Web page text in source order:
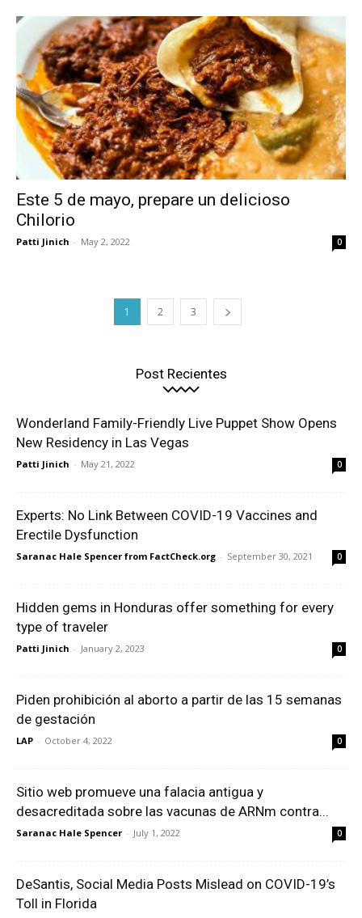
Este 5 de mayo, prepare un delicioso
Chilorio
Patti Jinich - May 2, 2022 0
1 2 3
Post Recientes
Wonderland Family-Friendly Live Puppet Show Opens
New Residency in Las Vegas
Patti Jinich - May 21, 2022 0
Experts: No Link Between COVID-19 Vaccines and
Erectile Dysfunction
Saranac Hale Spencer from FactCheck.org - September 30, 2021 0
Hidden gems in Honduras offer something for every
type of traveler
Patti Jinich - January 2, 2023 0
Piden prohibición al aborto a partir de las 15 semanas
de gestación
LAP - October 4, 2022 0
Sitio web promueve una falacia antigua y
desacreditada sobre las vacunas de ARNm contra...
Saranac Hale Spencer - July 1, 2022 0
DeSantis, Social Media Posts Mislead on COVID-19’s
Toll in Florida